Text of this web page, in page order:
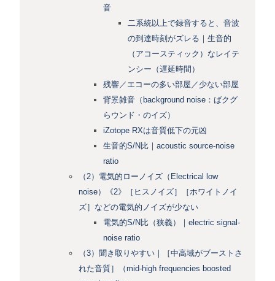
音
二系統以上で録音すると、音波
の到達時刻がズレる｜生音的
（アコースティック）なレイテ
ンシー（遅延時間）
残響／エコーの多い部屋／少ない部屋
背景雑音（background noise：ばクグ
らウンド・のイズ）
iZotope RXは音質低下の元凶
生音的S/N比｜acoustic source-noise
ratio
（2）電気的ローノイズ（Electrical low
noise）《2》［ヒスノイズ］［ホワイトノイ
ズ］などの電気的ノイズが少ない
電気的S/N比（狭義）｜electric signal-
noise ratio
（3）聞き取りやすい｜［中高域がブーストさ
れた音質］（mid-high frequencies boosted